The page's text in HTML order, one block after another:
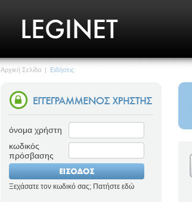
Αρχική Σελίδα | Ειδήσεις
όνομα χρήστη
κωδικός
πρόσβασης
Ξεχάσατε τον κωδικό σας; Πατήστε εδώ